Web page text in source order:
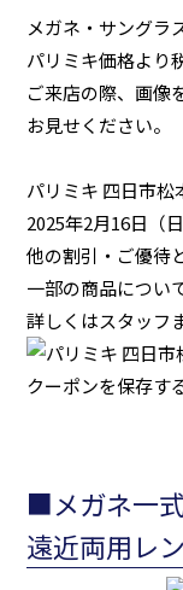
メガネ・サングラ
パリミキ価格より
ご来店の際、画像
お見せください。
パリミキ 四日市松
2025年2月16日（
他の割引・ご優待
一部の商品につい
詳しくはスタッフ
クーポンを保存す
■メガネ一
遠近両用レ